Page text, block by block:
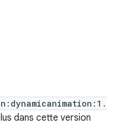
dans cette version